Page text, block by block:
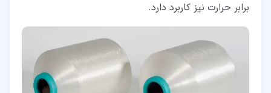
برابر حرارت نیز کاربرد دارد.